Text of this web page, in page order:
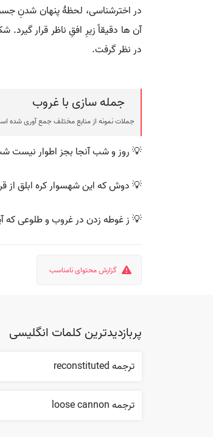
در اخترشناسی، لحظۀ پنهان شدنِ
آن ها دقیقاً زیرِ افقِ ناظر قرار
در نظر گرفت.
جمله سازی با غروب
جملات نمونه از منابع مختلف جمع آوری شده
💡 روز و شب آنجا بجز اطوار نیست
💡 دوش که این شهسوار کره ابلق
💡 ز غوطه زدن در غروب و طلوعی که
گزارش محتوای نامناسب
پربازدیدترین کلمات انگلیسی
ترجمه reconstituted
ترجمه loose cannon